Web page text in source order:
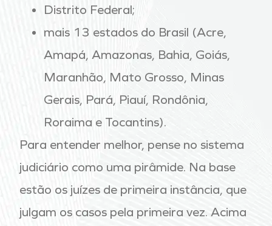
Distrito Federal;
mais 13 estados do Brasil (Acre,
Amapá, Amazonas, Bahia, Goiás,
Maranhão, Mato Grosso, Minas
Gerais, Pará, Piauí, Rondônia,
Roraima e Tocantins).
Para entender melhor, pense no sistema
judiciário como uma pirâmide. Na base
estão os juízes de primeira instância, que
julgam os casos pela primeira vez. Acima